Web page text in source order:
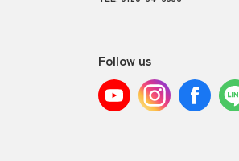
Follow us